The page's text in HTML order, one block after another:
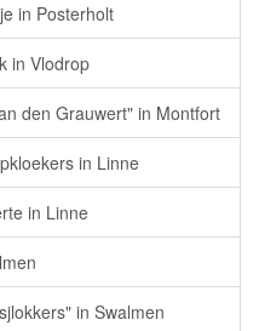
in Posterholt
in Vlodrop
den Grauwert" in Montfort
in Linne
in Linne
in Swalmen